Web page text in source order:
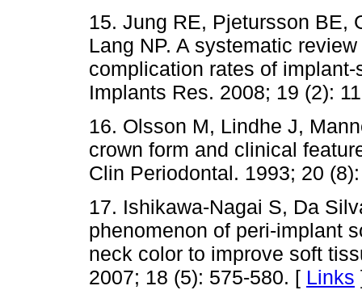
15. Jung RE, Pjetursson BE,
Lang NP. A systematic
complication rates of
Implants Res. 2008; 19 (2):
16. Olsson M, Lindhe J,
crown form and clinical
Clin Periodontal. 1993; 20
17. Ishikawa-Nagai S, Da
phenomenon of peri-implant
neck color to improve soft
2007; 18 (5): 575-580. [ Links